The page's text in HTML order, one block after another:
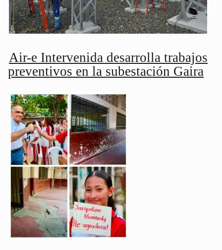
Air-e Intervenida desarrolla trabajos
preventivos en la subestación Gaira